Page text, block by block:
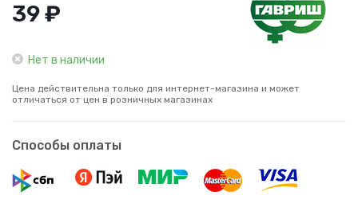
39 ₽
Нет в наличии
Цена действительна только для интернет-магазина и может
отличаться от цен в розничных магазинах
Способы оплаты